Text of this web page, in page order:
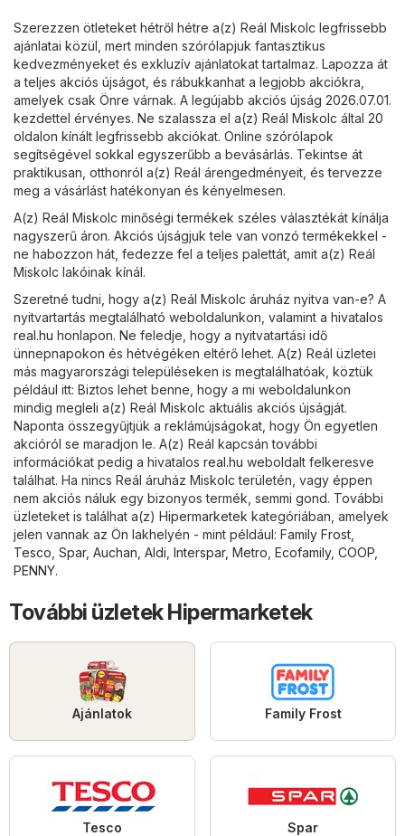
Szerezzen ötleteket hétről hétre a(z) Reál Miskolc legfrissebb
ajánlatai közül, mert minden szórólapjuk fantasztikus
kedvezményeket és exkluzív ajánlatokat tartalmaz. Lapozza át
a teljes akciós újságot, és rábukkanhat a legjobb akciókra,
amelyek csak Önre várnak. A legújabb akciós újság 2026.07.01.
kezdettel érvényes. Ne szalassza el a(z) Reál Miskolc által 20
oldalon kínált legfrissebb akciókat. Online szórólapok
segítségével sokkal egyszerűbb a bevásárlás. Tekintse át
praktikusan, otthonról a(z) Reál árengedményeit, és tervezze
meg a vásárlást hatékonyan és kényelmesen.
A(z) Reál Miskolc minőségi termékek széles választékát kínálja
nagyszerű áron. Akciós újságjuk tele van vonzó termékekkel -
ne habozzon hát, fedezze fel a teljes palettát, amit a(z) Reál
Miskolc lakóinak kínál.
Szeretné tudni, hogy a(z) Reál Miskolc áruház nyitva van-e? A
nyitvartartás megtalálható weboldalunkon, valamint a hivatalos
real.hu honlapon. Ne feledje, hogy a nyitvatartási idő
ünnepnapokon és hétvégéken eltérő lehet. A(z) Reál üzletei
más magyarországi településeken is megtalálhatóak, köztük
például itt: Biztos lehet benne, hogy a mi weboldalunkon
mindig megleli a(z) Reál Miskolc aktuális akciós újságját.
Naponta összegyűjtjük a reklámújságokat, hogy Ön egyetlen
akcióról se maradjon le. A(z) Reál kapcsán további
információkat pedig a hivatalos real.hu weboldalt felkeresve
találhat. Ha nincs Reál áruház Miskolc területén, vagy éppen
nem akciós náluk egy bizonyos termék, semmi gond. További
üzleteket is találhat a(z) Hipermarketek kategóriában, amelyek
jelen vannak az Ön lakhelyén - mint például: Family Frost
Tesco Spar, Auchan Aldi Interspar, Metro Ecofamily, COOP
PENNY.
További üzletek Hipermarketek
Ajánlatok Family Frost
Tesco Spar